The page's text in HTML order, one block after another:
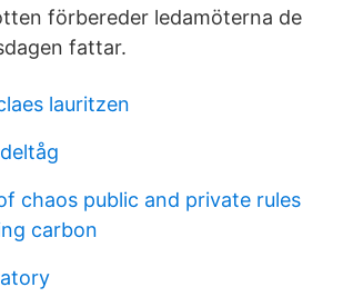
förbereder ledamöterna de
fattar.
lauritzen
chaos public and private rules
carbon